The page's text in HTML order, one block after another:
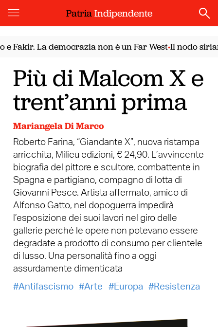
PatriaIndipendente
La democrazia non è un Far West•Il nodo siriano. Il
Più di Malcom X e
trent’anni prima
Mariangela Di Marco
Roberto Farina, “Giandante X”, nuova ristampa
arricchita, Milieu edizioni, € 24,90. L’avvincente
biografia del pittore e scultore, combattente in
Spagna e partigiano, compagno di lotta di
Giovanni Pesce. Artista affermato, amico di
Alfonso Gatto, nel dopoguerra impedirà
l’esposizione dei suoi lavori nel giro delle
gallerie perché le opere non potevano essere
degradate a prodotto di consumo per clientele
di lusso. Una personalità fino a oggi
assurdamente dimenticata
Antifascismo
Arte Europa Resistenza